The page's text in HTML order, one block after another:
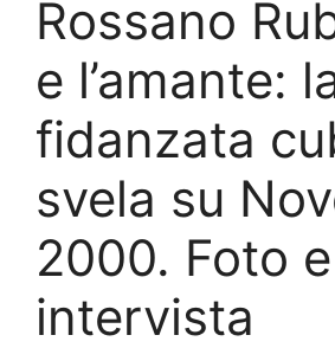
Rossano
e l’amante:
fidanzata
svela su
2000. Foto e
intervista